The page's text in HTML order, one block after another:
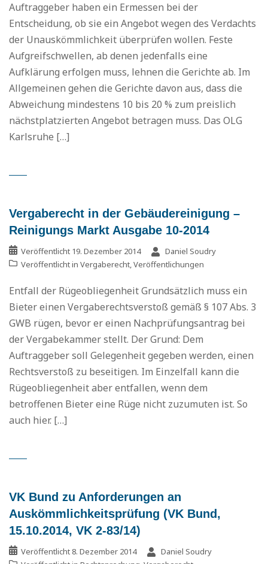
Auftraggeber haben ein Ermessen bei der
Entscheidung, ob sie ein Angebot wegen des Verdachts
der Unauskömmlichkeit überprüfen wollen. Feste
Aufgreifschwellen, ab denen jedenfalls eine
Aufklärung erfolgen muss, lehnen die Gerichte ab. Im
Allgemeinen gehen die Gerichte davon aus, dass die
Abweichung mindestens 10 bis 20 % zum preislich
nächstplatzierten Angebot betragen muss. Das OLG
Karlsruhe […]
Vergaberecht in der Gebäudereinigung –
Reinigungs Markt Ausgabe 10-2014
Veröffentlicht 19. Dezember 2014
Daniel Soudry
Veröffentlicht in Vergaberecht,Veröffentlichungen
Entfall der Rügeobliegenheit Grundsätzlich muss ein
Bieter einen Vergaberechtsverstoß gemäß § 107 Abs. 3
GWB rügen, bevor er einen Nachprüfungsantrag bei
der Vergabekammer stellt. Der Grund: Dem
Auftraggeber soll Gelegenheit gegeben werden, einen
Rechtsverstoß zu beseitigen. Im Einzelfall kann die
Rügeobliegenheit aber entfallen, wenn dem
betroffenen Bieter eine Rüge nicht zuzumuten ist. So
auch hier. […]
VK Bund zu Anforderungen an
Auskömmlichkeitsprüfung (VK Bund,
15.10.2014, VK 2-83/14)
Veröffentlicht 8. Dezember 2014
Daniel Soudry